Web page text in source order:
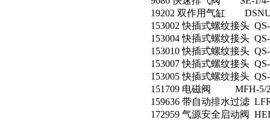
19202 双作用气缸
153002 快插式螺纹接头
153004 快插式螺纹接头
153010 快插式螺纹接头
153007 快插式螺纹接头
153005 快插式螺纹接头
151709 电磁阀 MFH-5/
159636 带自动排水过滤
172959 气源安全启动阀